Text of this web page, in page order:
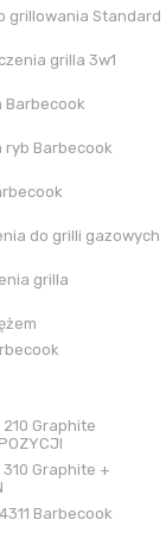
grillowania Standard
grilla 3w1
Barbecook
ryb Barbecook
do grilli gazowych
grilla
Graphite
Graphite +
Barbecook